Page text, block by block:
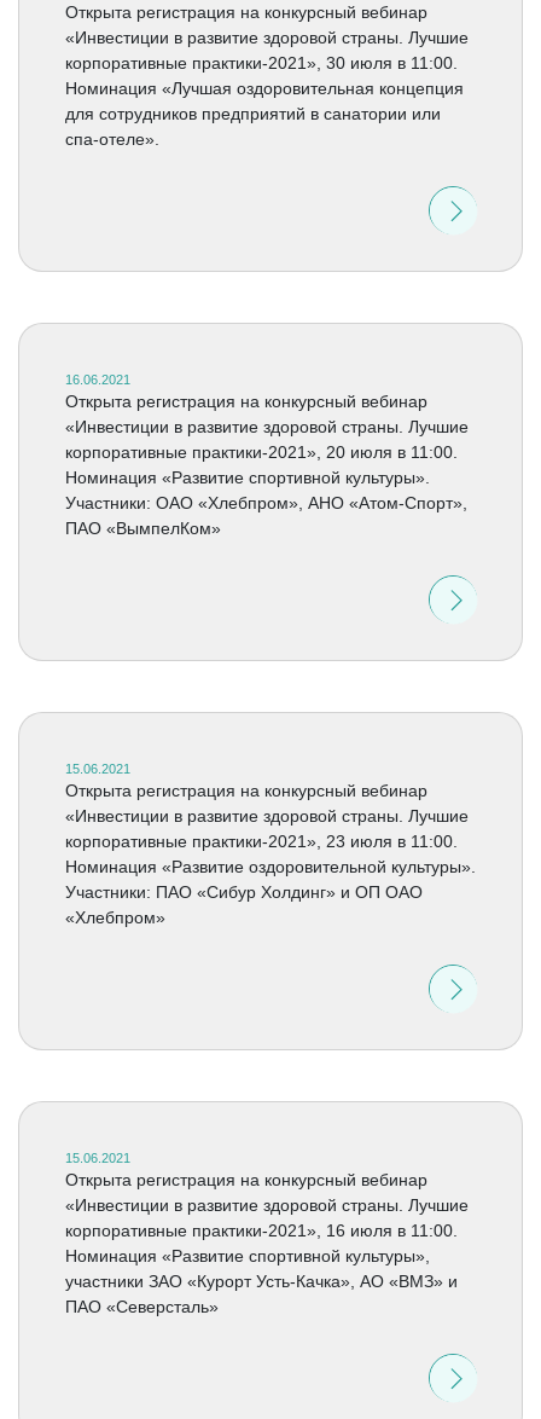
Открыта регистрация на конкурсный вебинар
«Инвестиции в развитие здоровой страны. Лучшие
корпоративные практики-2021», 30 июля в 11:00.
Номинация «Лучшая оздоровительная концепция
для сотрудников предприятий в санатории или
спа-отеле».
16.06.2021
Открыта регистрация на конкурсный вебинар
«Инвестиции в развитие здоровой страны. Лучшие
корпоративные практики-2021», 20 июля в 11:00.
Номинация «Развитие спортивной культуры».
Участники: ОАО «Хлебпром», АНО «Атом-Спорт»,
ПАО «ВымпелКом»
15.06.2021
Открыта регистрация на конкурсный вебинар
«Инвестиции в развитие здоровой страны. Лучшие
корпоративные практики-2021», 23 июля в 11:00.
Номинация «Развитие оздоровительной культуры».
Участники: ПАО «Сибур Холдинг» и ОП ОАО
«Хлебпром»
15.06.2021
Открыта регистрация на конкурсный вебинар
«Инвестиции в развитие здоровой страны. Лучшие
корпоративные практики-2021», 16 июля в 11:00.
Номинация «Развитие спортивной культуры»,
участники ЗАО «Курорт Усть-Качка», АО «ВМЗ» и
ПАО «Северсталь»